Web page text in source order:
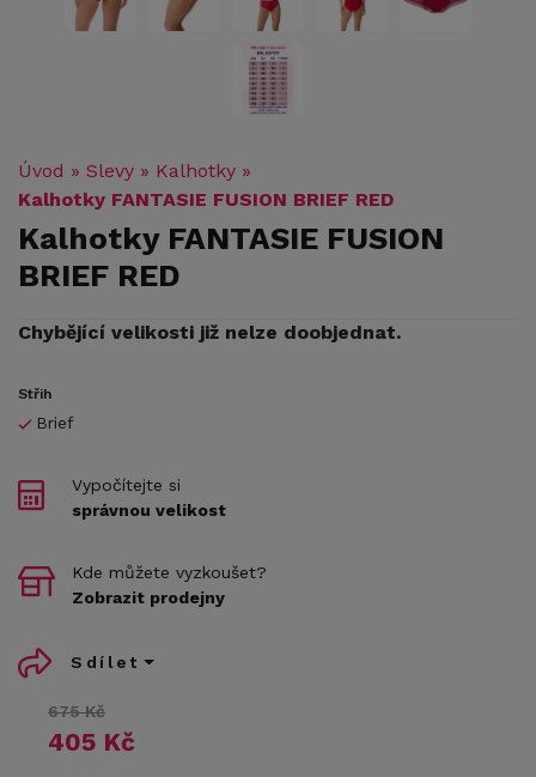
Úvod » Slevy » Kalhotky »
Kalhotky FANTASIE FUSION BRIEF RED
Kalhotky FANTASIE FUSION
BRIEF RED
Chybějící velikosti již nelze doobjednat.
Střih
Brief
675 Kč
405 Kč
Vypočítejte si
správnou velikost
Kde můžete vyzkoušet?
Zobrazit prodejny
Sdílet